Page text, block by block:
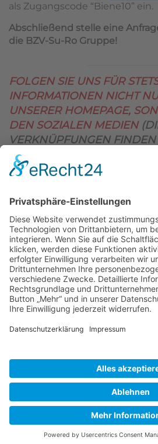
als Zugangscode “Biene10” ein.
Abschließend stelle eine
die BZV-Su-Ro Gruppe!
FOLGEN SIE UNS FÜR
INFORMATIONEN NICHT
UNSERER HOMEPAGE,
DEN SOZIALEN MEDIEN
VERKNÜPFUNGEN
OBEREN SEITENRAND)
BIENENZUCHTVEREIN
1871 E.V.
1. Vorsitzender
Matthias Bohmann
Siebeneichen 13
92237 Sulzbach-Rosenberg
E-Mail:
Copyright ©
Sulzbach-
Kontakt|Impressum|
Cookie-